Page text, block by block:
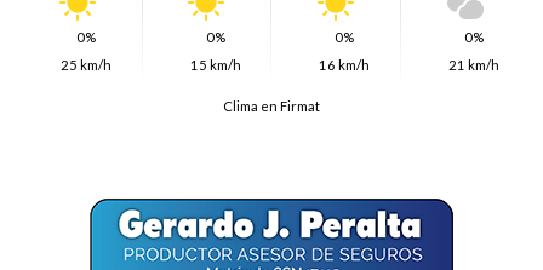
0%
25 km/h
0%
15 km/h
0%
16 km/h
0%
21 km/h
Clima en Firmat